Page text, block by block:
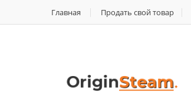
Главная Продать свой товар